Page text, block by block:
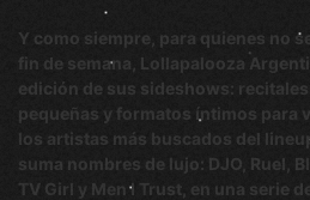
Y como siempre, para quienes no
fin de semana, Lollapalooza
edición de sus sideshows:
pequeñas y formatos íntimos para
los artistas más buscados del
suma nombres de lujo: DJO, Ruel,
TV Girl y Men I Trust, en una serie